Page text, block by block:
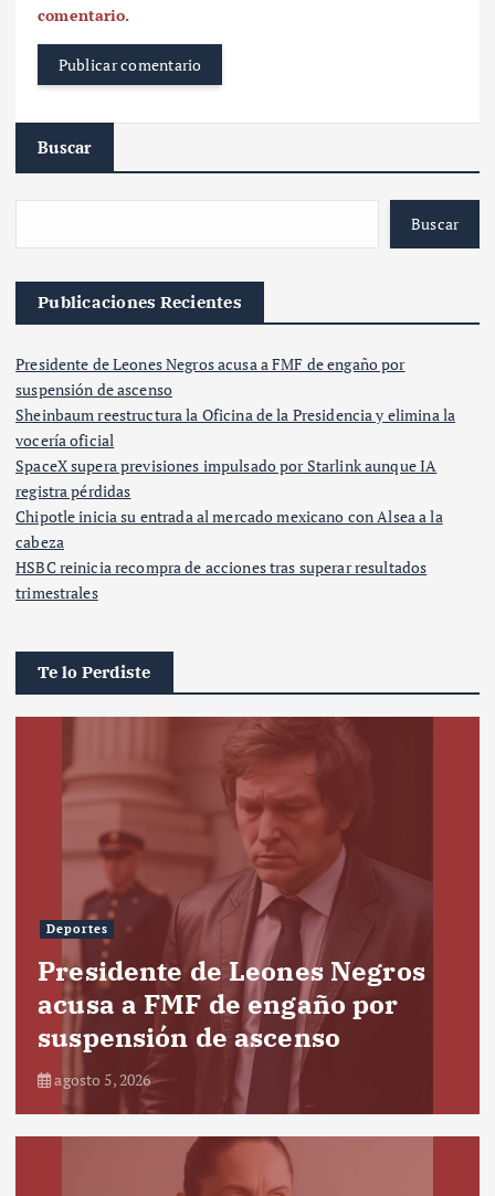
comentario.
Buscar
Buscar
Publicaciones Recientes
Presidente de Leones Negros acusa a FMF de engaño por
suspensión de ascenso
Sheinbaum reestructura la Oficina de la Presidencia y elimina la
vocería oficial
SpaceX supera previsiones impulsado por Starlink aunque IA
registra pérdidas
Chipotle inicia su entrada al mercado mexicano con Alsea a la
cabeza
HSBC reinicia recompra de acciones tras superar resultados
trimestrales
Te lo Perdiste
Deportes
Presidente de Leones Negros
acusa a FMF de engaño por
suspensión de ascenso
agosto 5, 2026